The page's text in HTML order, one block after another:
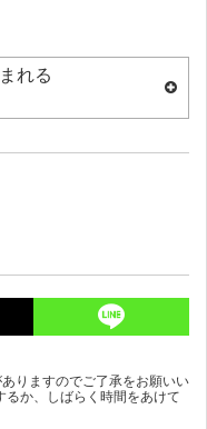
れる
りますのでご了承をお願いい
か、しばらく時間をあけて